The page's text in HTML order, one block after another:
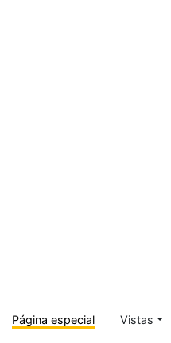
Página especial Vistas